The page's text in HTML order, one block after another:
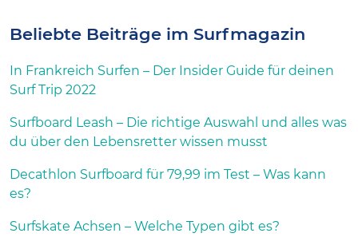
Beliebte Beiträge im Surfmagazin
In Frankreich Surfen – Der Insider Guide für deinen
Surf Trip 2022
Surfboard Leash – Die richtige Auswahl und alles was
du über den Lebensretter wissen musst
Decathlon Surfboard für 79,99 im Test – Was kann
es?
Surfskate Achsen – Welche Typen gibt es?